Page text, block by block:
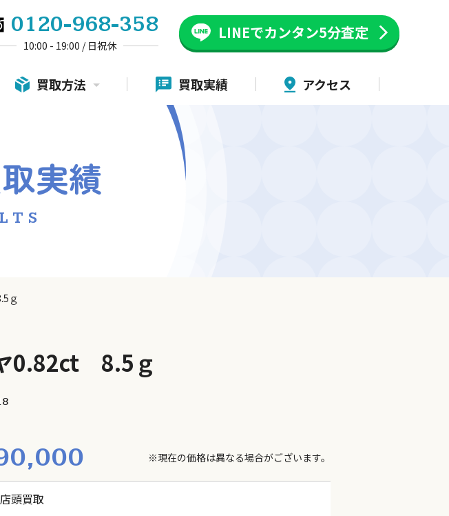
0120-968-358
10:00 - 19:00 / 日祝休
LINEでカンタン5分査定
買取方法 買取実績 アクセス
実績
ｇ
0.82ct 8.5ｇ
※現在の価格は異なる場合がございます。
店頭買取